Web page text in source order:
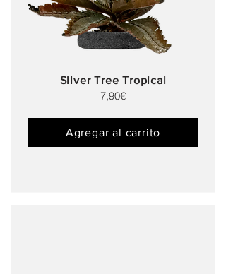
Silver Tree Tropical
7,90€
Agregar al carrito